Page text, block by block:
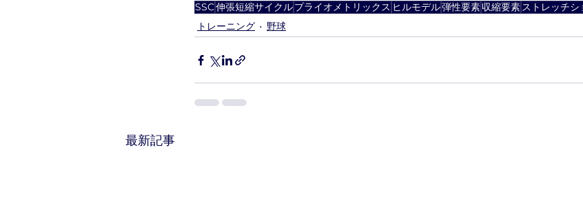
SSC伸張短縮サイクルプライオメトリックス ヒルモデル弾性要素収縮要素ストレッチ
トレーニング
野球
最新記事